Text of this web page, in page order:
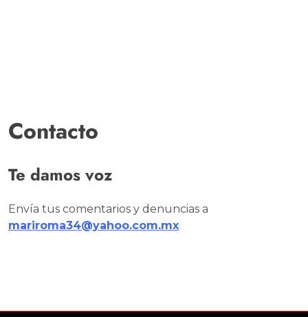
Contacto
Te damos voz
Envía tus comentarios y denuncias a
mariroma34@yahoo.com.mx